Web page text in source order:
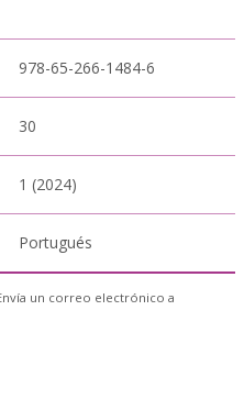
978-65-266-1484-6
30
1 (2024)
Portugués
un correo electrónico a